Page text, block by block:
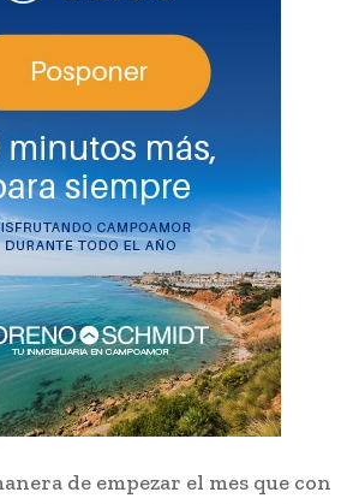
de empezar el mes que con